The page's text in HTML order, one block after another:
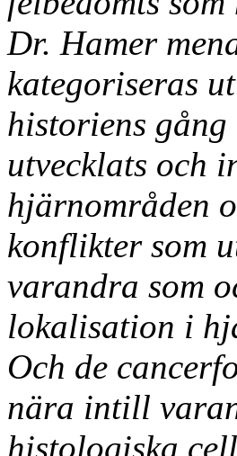
Dr. Hamer
kategoriseras
historiens
utvecklats och
hjärnområden
konflikter som
varandra som
lokalisation i
Och de
nära intill
histologiska